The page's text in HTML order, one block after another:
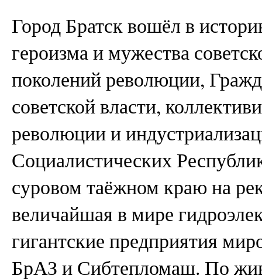
Город Братск вошёл в
героизма и мужества
поколений революции,
советской власти,
революции и
Социалистических
суровом таёжном краю на
величайшая в мире
гигантские предприятия
БрАЗ и Сибтепломаш. По